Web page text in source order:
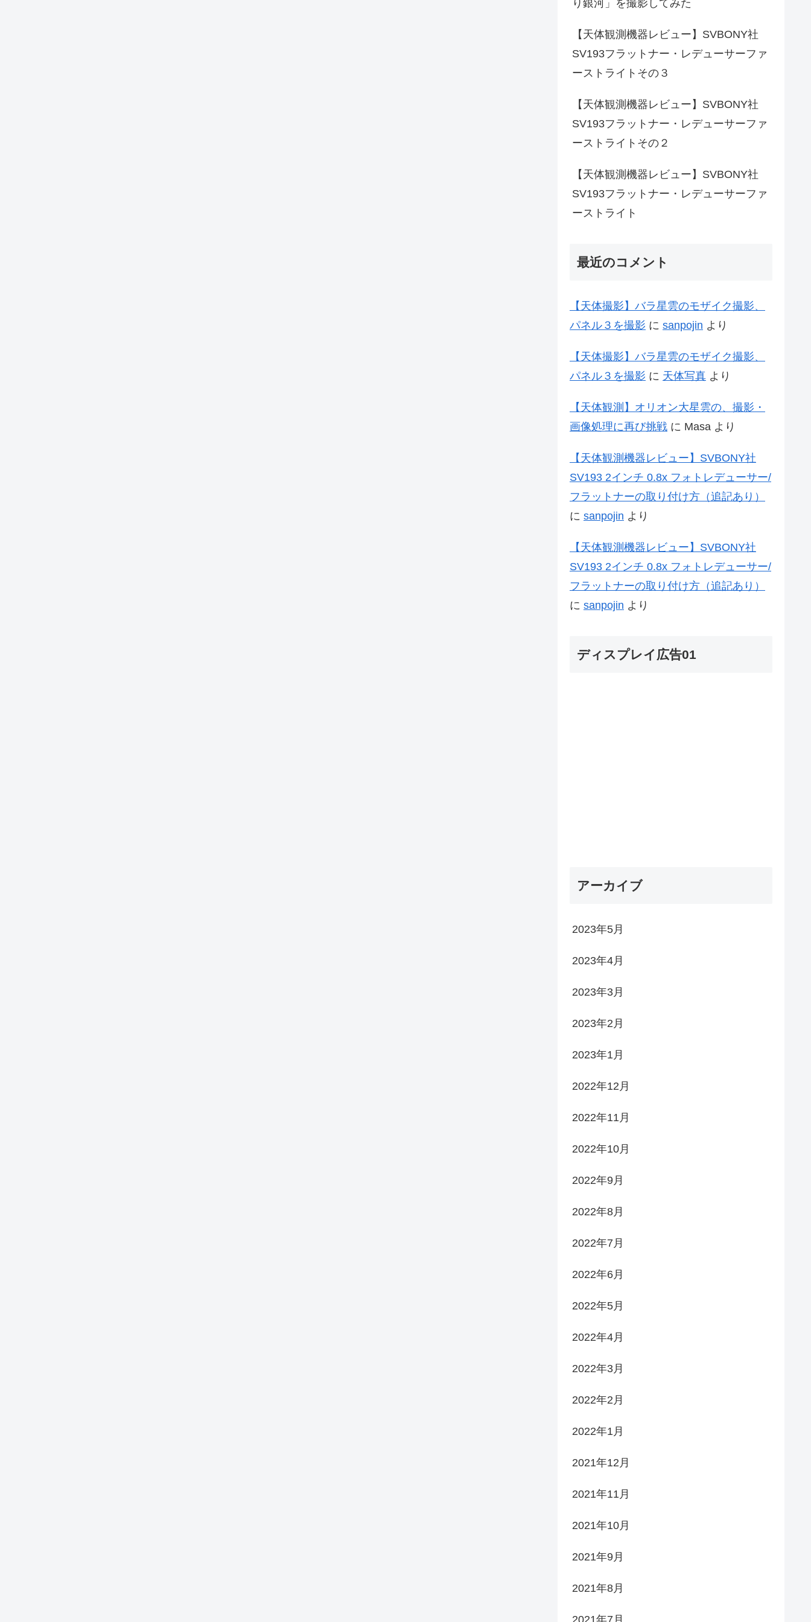
り銀河」を撮影してみた
【天体観測機器レビュー】SVBONY社
SV193フラットナー・レデューサーファ
ーストライトその３
【天体観測機器レビュー】SVBONY社
SV193フラットナー・レデューサーファ
ーストライトその２
【天体観測機器レビュー】SVBONY社
SV193フラットナー・レデューサーファ
ーストライト
最近のコメント
【天体撮影】バラ星雲のモザイク撮影、
パネル３を撮影 に sanpojin より
【天体撮影】バラ星雲のモザイク撮影、
パネル３を撮影 に 天体写真 より
【天体観測】オリオン大星雲の、撮影・
画像処理に再び挑戦 に Masa より
【天体観測機器レビュー】SVBONY社
SV193 2インチ 0.8x フォトレデューサー/
フラットナーの取り付け方（追記あり）
に sanpojin より
【天体観測機器レビュー】SVBONY社
SV193 2インチ 0.8x フォトレデューサー/
フラットナーの取り付け方（追記あり）
に sanpojin より
ディスプレイ広告01
アーカイブ
2023年5月
2023年4月
2023年3月
2023年2月
2023年1月
2022年12月
2022年11月
2022年10月
2022年9月
2022年8月
2022年7月
2022年6月
2022年5月
2022年4月
2022年3月
2022年2月
2022年1月
2021年12月
2021年11月
2021年10月
2021年9月
2021年8月
2021年7月